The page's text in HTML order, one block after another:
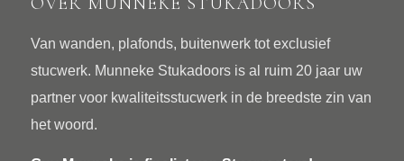
Van wanden, plafonds, buitenwerk tot exclusief
stucwerk. Munneke Stukadoors is al ruim 20 jaar uw
partner voor kwaliteitsstucwerk in de breedste zin van
het woord.